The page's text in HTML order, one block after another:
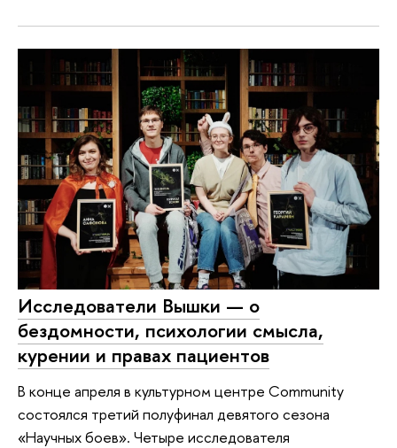
Исследователи Вышки — о
бездомности, психологии смысла,
курении и правах пациентов
В конце апреля в культурном центре Community
состоялся третий полуфинал девятого сезона
«Научных боев». Четыре исследователя